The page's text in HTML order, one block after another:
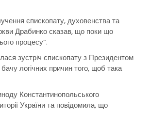
єпископату, духовенства та
Драбинко сказав, що поки що
процесу”.
зустріч єпископату з Президентом
логічних причин того, щоб така
Константинопольського
України та повідомила, що